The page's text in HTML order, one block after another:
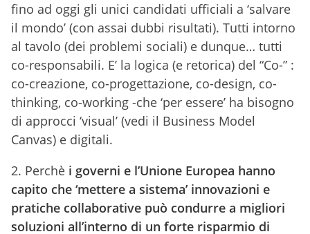
fino ad oggi gli unici candidati ufficiali a ‘salvare
il mondo’ (con assai dubbi risultati). Tutti intorno
al tavolo (dei problemi sociali) e dunque… tutti
co-responsabili. E’ la logica (e retorica) del “Co-” :
co-creazione, co-progettazione, co-design, co-
thinking, co-working -che ‘per essere’ ha bisogno
di approcci ‘visual’ (vedi il Business Model
Canvas) e digitali.
2. Perchè i governi e l’Unione Europea hanno
capito che ‘mettere a sistema’ innovazioni e
pratiche collaborative può condurre a migliori
soluzioni all’interno di un forte risparmio di